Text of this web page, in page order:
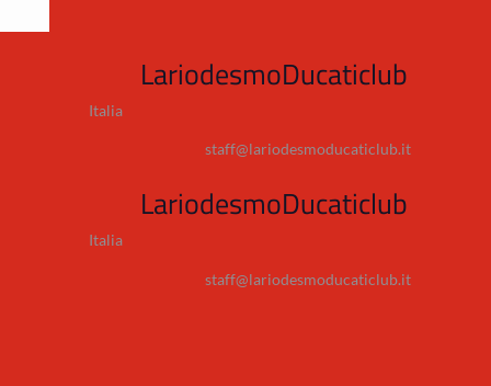
LariodesmoDucaticlub
staff@lariodesmoducaticlub.it
Italia
LariodesmoDucaticlub
staff@lariodesmoducaticlub.it
Italia